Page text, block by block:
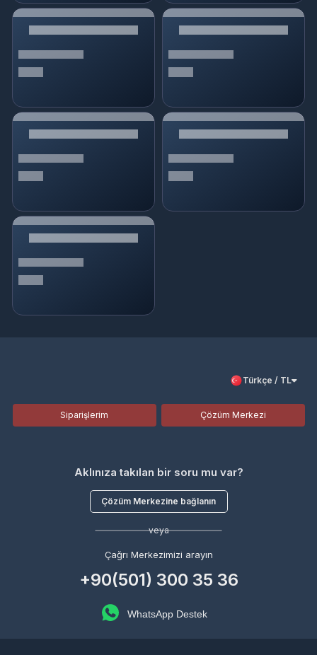
Türkçe / TL
Siparişlerim Çözüm Merkezi
Aklınıza takılan bir soru mu var?
Çözüm Merkezine bağlanın
veya
Çağrı Merkezimizi arayın
+90(501) 300 35 36
WhatsApp Destek